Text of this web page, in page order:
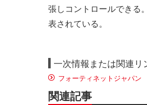
張しコントロールできる
表されている。
一次情報または関連リ
フォーティネットジャパン
関連記事